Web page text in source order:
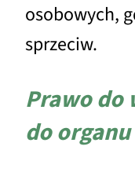
osobowych,
sprzeciw.
Prawo do
do